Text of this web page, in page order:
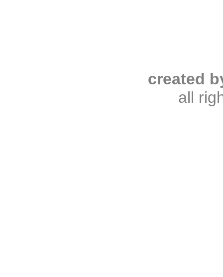
created
all